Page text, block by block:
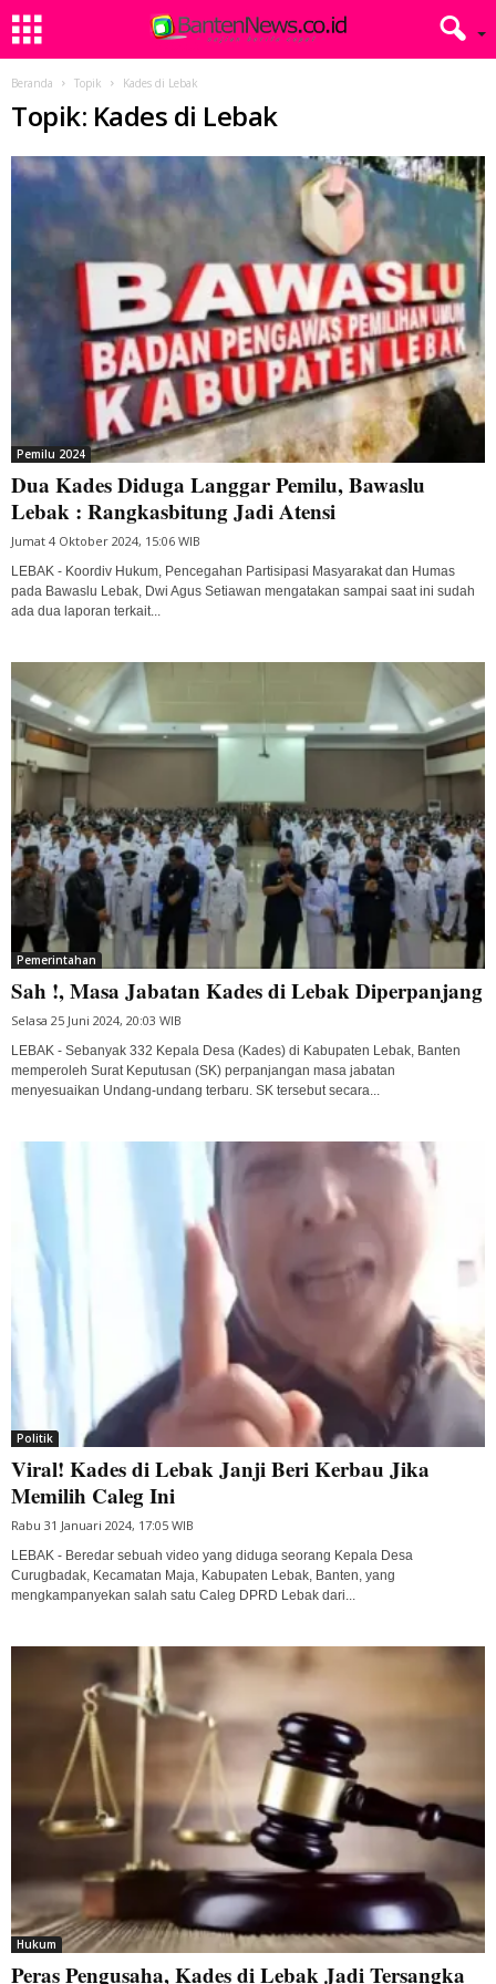
Beranda Topik Kades di Lebak
Topik: Kades di Lebak
Pemilu 2024
Dua Kades Diduga Langgar Pemilu, Bawaslu
Lebak : Rangkasbitung Jadi Atensi
Jumat 4 Oktober 2024, 15:06 WIB
LEBAK - Koordiv Hukum, Pencegahan Partisipasi Masyarakat dan Humas
pada Bawaslu Lebak, Dwi Agus Setiawan mengatakan sampai saat ini sudah
ada dua laporan terkait...
Pemerintahan
Sah !, Masa Jabatan Kades di Lebak Diperpanjang
Selasa 25 Juni 2024, 20:03 WIB
LEBAK - Sebanyak 332 Kepala Desa (Kades) di Kabupaten Lebak, Banten
memperoleh Surat Keputusan (SK) perpanjangan masa jabatan
menyesuaikan Undang-undang terbaru. SK tersebut secara...
Politik
Viral! Kades di Lebak Janji Beri Kerbau Jika
Memilih Caleg Ini
Rabu 31 Januari 2024, 17:05 WIB
LEBAK - Beredar sebuah video yang diduga seorang Kepala Desa
Curugbadak, Kecamatan Maja, Kabupaten Lebak, Banten, yang
mengkampanyekan salah satu Caleg DPRD Lebak dari...
Hukum
Peras Pengusaha, Kades di Lebak Jadi Tersangka